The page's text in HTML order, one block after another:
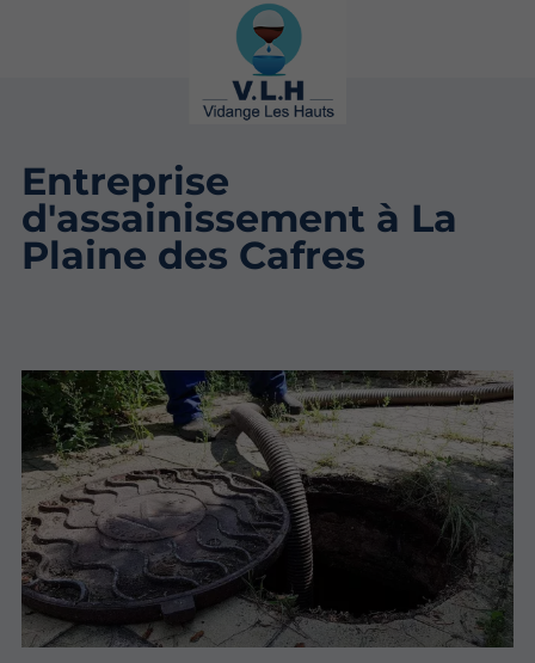
Entreprise
d'assainissement à La
Plaine des Cafres